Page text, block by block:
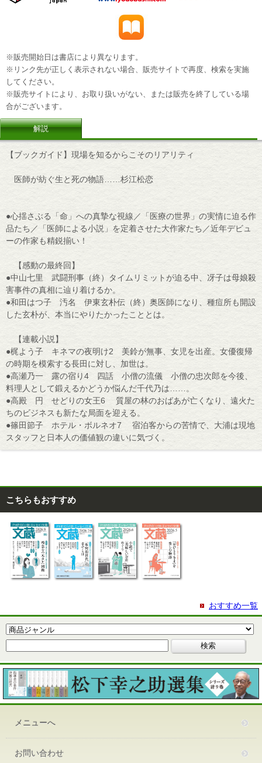
※販売開始日は書店により異なります。
※リンク先が正しく表示されない場合、販売サイトで再度、検索を実施
してください。
※販売サイトにより、お取り扱いがない、または販売を終了している場
合がございます。
解説
【ブックガイド】現場を知るからこそのリアリティ
医師が紡ぐ生と死の物語……杉江松恋
●心揺さぶる「命」への真摯な視線／「医療の世界」の実情に迫る作
品たち／「医師による小説」を定着させた大作家たち／近年デビュ
ーの作家も精鋭揃い！
【感動の最終回】
●中山七里 武闘刑事（終）タイムリミットが迫る中、冴子は母娘殺
害事件の真相に辿り着けるか。
●和田はつ子 汚名 伊東玄朴伝（終）奥医師になり、種痘所も開設
した玄朴が、本当にやりたかったこととは。
【連載小説】
●梶よう子 キネマの夜明け2 美鈴が無事、女児を出産。女優復帰
の時期を模索する長田に対し、加世は。
●高瀬乃一 露の宿り4 四話 小僧の流儀 小僧の忠次郎を今後、
料理人として鍛えるかどうか悩んだ千代乃は……。
●高殿 円 せどりの女王6 質屋の林のおばあが亡くなり、遠火た
ちのビジネスも新たな局面を迎える。
●篠田節子 ホテル・ボルネオ7 宿泊客からの苦情で、大浦は現地
スタッフと日本人の価値観の違いに気づく。
こちらもおすすめ
おすすめ一覧
メニューへ
お問い合わせ